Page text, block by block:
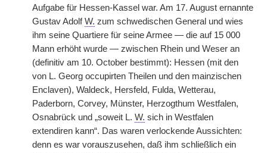
Aufgabe für Hessen-Kassel war. Am 17. August ernannte
Gustav AdolfW. zum schwedischen General und wies
ihm seine Quartiere für seine Armee — die auf 15 000
Mann erhöht wurde — zwischen Rhein und Weser an
(definitiv am 10. October bestimmt): Hessen (mit den
von L. Georg occupirten Theilen und den mainzischen
Enclaven), Waldeck, Hersfeld, Fulda, Wetterau,
Paderborn, Corvey, Münster, Herzogthum Westfalen,
Osnabrück und „soweit L. W. sich in Westfalen
extendiren kann“. Das waren verlockende Aussichten:
denn es war vorauszusehen, daß ihm schließlich ein